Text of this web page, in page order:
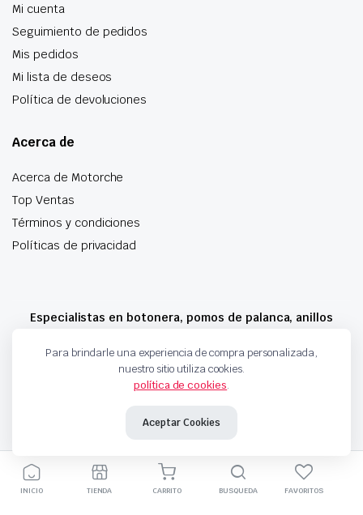
Mi cuenta
Seguimiento de pedidos
Mis pedidos
Mi lista de deseos
Política de devoluciones
Acerca de
Acerca de Motorche
Top Ventas
Términos y condiciones
Políticas de privacidad
Especialistas en botonera, pomos de palanca, anillos
Copyright 2024 © Motorche Autoparts. Todos los derechos reservados
Para brindarle una experiencia de compra personalizada,
nuestro sitio utiliza cookies.
política de cookies.
Aceptar Cookies
INICIO TIENDA CARRITO BUSQUEDA FAVORITOS